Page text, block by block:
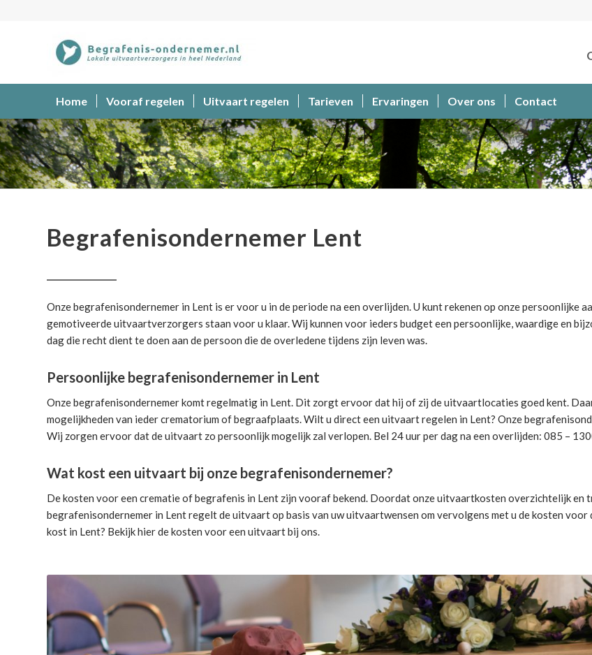
Home Vooraf regelen Uitvaart regelen Tarieven Ervaringen Over ons Contact
Begrafenisondernemer Lent
Onze begrafenisondernemer in Lent is er voor u in de periode na een overlijden. U kunt rekenen op onze persoonlijke
gemotiveerde uitvaartverzorgers staan voor u klaar. Wij kunnen voor ieders budget een persoonlijke, waardige en
dag die recht dient te doen aan de persoon die de overledene tijdens zijn leven was.
Persoonlijke begrafenisondernemer in Lent
Onze begrafenisondernemer komt regelmatig in Lent. Dit zorgt ervoor dat hij of zij de uitvaartlocaties goed kent.
mogelijkheden van ieder crematorium of begraafplaats. Wilt u direct een uitvaart regelen in Lent? Onze
Wij zorgen ervoor dat de uitvaart zo persoonlijk mogelijk zal verlopen. Bel 24 uur per dag na een overlijden: 085 –
Wat kost een uitvaart bij onze begrafenisondernemer?
De kosten voor een crematie of begrafenis in Lent zijn vooraf bekend. Doordat onze uitvaartkosten overzichtelijk en
begrafenisondernemer in Lentregelt de uitvaartop basis van uw uitvaartwensen om vervolgens met u de kosten
kost in Lent? Bekijk hier dekosten voor een uitvaartbij ons.